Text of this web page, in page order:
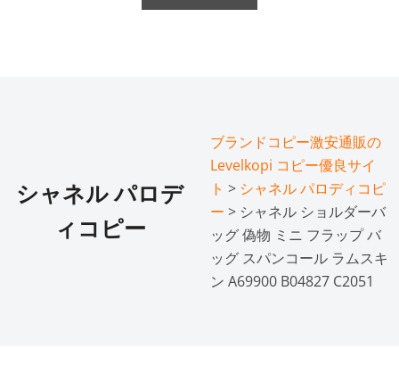
シャネル パロデ
ィコピー
ブランドコピー激安通販の
Levelkopi コピー優良サイ
ト > シャネル パロディコピ
ー > シャネル ショルダーバ
ッグ 偽物 ミニ フラップ バ
ッグ スパンコール ラムスキ
ン A69900 B04827 C2051